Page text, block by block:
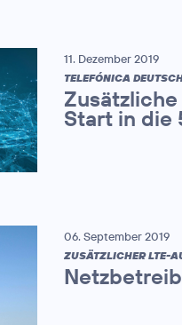
11. Dezember 2019
TELEFÓNICA
Start in die
06. September 2019
ZUSÄTZLICHER LTE-